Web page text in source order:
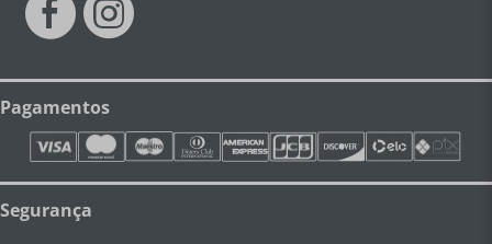
Para você
Informações
Redes Sociais